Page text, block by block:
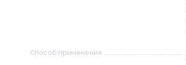
Способ применения